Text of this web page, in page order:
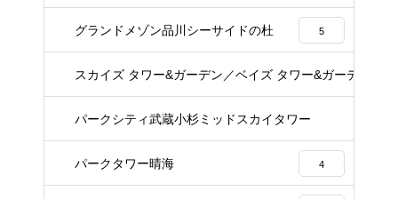
グランドメゾン品川シーサイドの杜 5
スカイズ タワー&ガーデン／ベイズ タワー&ガーデン
パークシティ武蔵小杉ミッドスカイタワー
パークタワー晴海 4